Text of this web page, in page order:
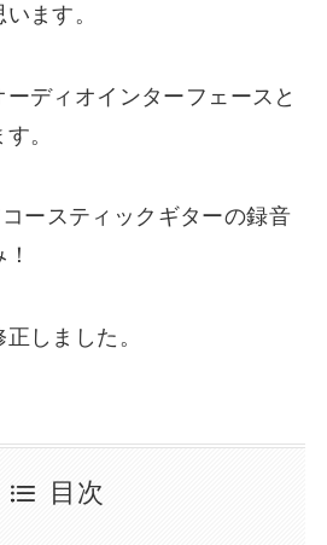
ます。
ディオインターフェースと
。
ースティックギターの録音
しました。
目次